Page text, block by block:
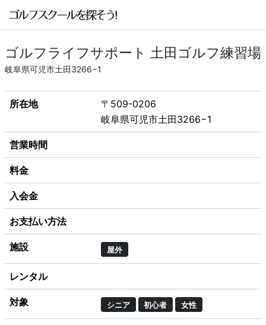
ゴルフライフサポート 土田ゴルフ練習場
岐阜県可児市土田3266−1
所在地
〒509-0206
岐阜県可児市土田3266−1
営業時間
料金
入会金
お支払い方法
施設 屋外
レンタル
対象 シニア 初心者 女性